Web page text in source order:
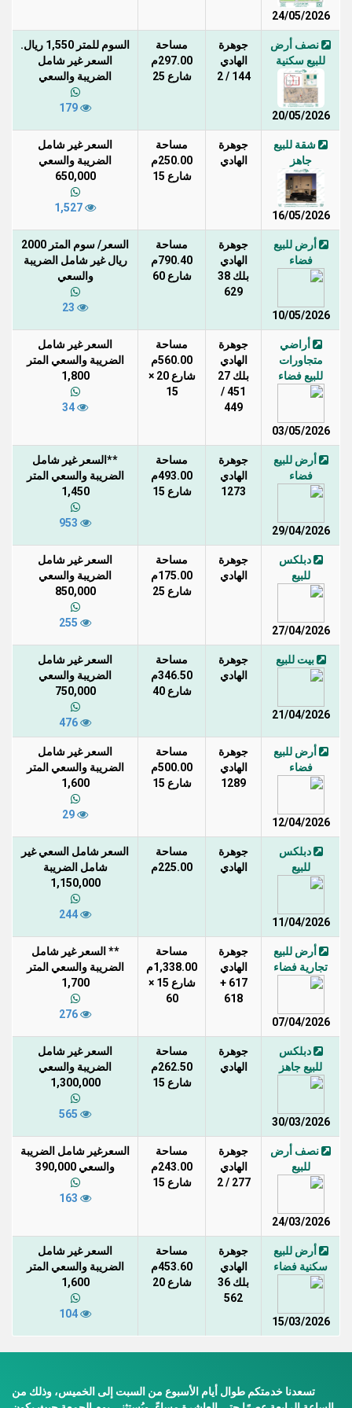
24/05/2026
نصف أرض
للبيع سكنية
20/05/2026
جوهرة
الهادي
144 / 2
مساحة
297.00م
شارع 25
السوم للمتر 1,550 ريال.
السعر غير شامل
الضريبة والسعي
شقة للبيع
جاهز
16/05/2026
جوهرة
الهادي
مساحة
250.00م
شارع 15
السعر غير شامل
الضريبة والسعي
650,000
أرض للبيع
فضاء
10/05/2026
جوهرة
الهادي
بلك 38
629
مساحة
790.40م
شارع 60
السعر/ سوم المتر 2000
ريال غير شامل الضريبة
والسعي
أراضي
متجاورات
للبيع فضاء
03/05/2026
جوهرة
الهادي
بلك 27
451 /
449
مساحة
560.00م
شارع 20 ×
15
السعر غير شامل
الضريبة والسعي المتر
1,800
أرض للبيع
فضاء
29/04/2026
جوهرة
الهادي
1273
مساحة
493.00م
شارع 15
**السعر غير شامل
الضريبة والسعي المتر
1,450
دبلكس
للبيع
27/04/2026
جوهرة
الهادي
مساحة
175.00م
شارع 25
السعر غير شامل
الضريبة والسعي
850,000
بيت للبيع
21/04/2026
جوهرة
الهادي
مساحة
346.50م
شارع 40
السعر غير شامل
الضريبة والسعي
750,000
أرض للبيع
فضاء
12/04/2026
جوهرة
الهادي
1289
مساحة
500.00م
شارع 15
السعر غير شامل
الضريبة والسعي المتر
1,600
دبلكس
للبيع
11/04/2026
جوهرة
الهادي
مساحة
225.00م
السعر شامل السعي غير
شامل الضريبة
1,150,000
أرض للبيع
تجارية فضاء
07/04/2026
جوهرة
الهادي
617 +
618
مساحة
1,338.00م
شارع 15 ×
60
** السعر غير شامل
الضريبة والسعي المتر
1,700
دبلكس
للبيع جاهز
30/03/2026
جوهرة
الهادي
مساحة
262.50م
شارع 15
السعر غير شامل
الضريبة والسعي
1,300,000
نصف أرض
للبيع
24/03/2026
جوهرة
الهادي
277 / 2
مساحة
243.00م
شارع 15
السعرغير شامل الضريبة
والسعي 390,000
أرض للبيع
سكنية فضاء
15/03/2026
جوهرة
الهادي
بلك 36
562
مساحة
453.60م
شارع 20
السعر غير شامل
الضريبة والسعي المتر
1,600
تسعدنا خدمتكم طوال أيام الأسبوع من السبت إلى الخميس، وذلك من